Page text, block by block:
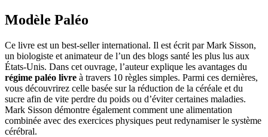
Modèle Paléo
Ce livre est un best-seller international. Il est écrit par Mark Sisson,
un biologiste et animateur de l’un des blogs santé les plus lus aux
États-Unis. Dans cet ouvrage, l’auteur explique les avantages du
régime paléo livre à travers 10 règles simples. Parmi ces dernières,
vous découvrirez celle basée sur la réduction de la céréale et du
sucre afin de vite perdre du poids ou d’éviter certaines maladies.
Mark Sisson démontre également comment une alimentation
combinée avec des exercices physiques peut redynamiser le système
cérébral.